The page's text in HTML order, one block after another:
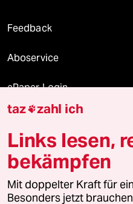
Feedback
Aboservice
ePaper Login
Downloads für Abonnierende
© 2026 taz Verlags und
Alle Rechte vorbehalten. Bei
wenden Sie sich bitte an
taz zahl ich
Links lesen,
bekämpfen
Mit doppelter Kraft für
Besonders jetzt